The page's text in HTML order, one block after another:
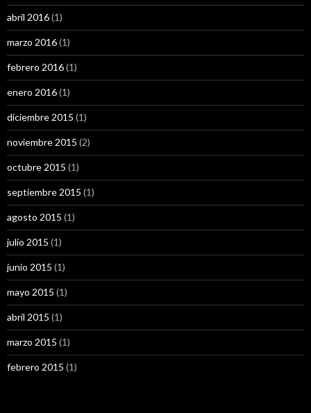
abril 2016(1)
marzo 2016(1)
febrero 2016(1)
enero 2016(1)
diciembre 2015 (1)
noviembre 2015 (2)
octubre 2015 (1)
septiembre 2015 (1)
agosto 2015 (1)
julio 2015 (1)
junio 2015 (1)
mayo 2015 (1)
abril 2015 (1)
marzo 2015 (1)
febrero 2015 (1)